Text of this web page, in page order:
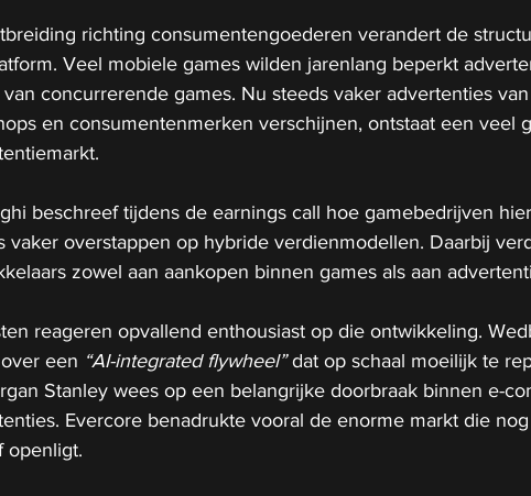
richting consumentengoederen verandert de
Veel mobiele games wilden jarenlang beperkt
concurrerende games. Nu steeds vaker advertenties van
en consumentenmerken verschijnen, ontstaat een veel
beschreef tijdens de earnings call hoe gamebedrijven
vaker overstappen op hybride verdienmodellen. Daarbij
zowel aan aankopen binnen games als aan
reageren opvallend enthousiast op die ontwikkeling.
een “AI-integrated flywheel” dat op schaal moeilijk te
Stanley wees op een belangrijke doorbraak binnen e-
Evercore benadrukte vooral de enorme markt die
openligt.